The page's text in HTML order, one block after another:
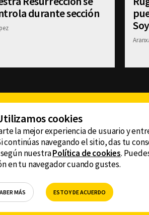
durante sección
CONTACTO
AVISO DE PRIVACIDAD
AVISO LEGAL
DEFENSORÍA DE LAS AUDIENCIAS
cookies
la mejor experiencia de usuario y
continúas navegando el sitio, das tu
nuestraPolítica de cookies.
en tu navegador cuando gustes.
MÁS ESTOY DE ACUERDO